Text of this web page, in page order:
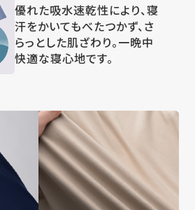
優れた吸水速乾性により、寝
汗をかいてもべたつかず、さ
らっとした肌ざわり。一晩中
快適な寝心地です。